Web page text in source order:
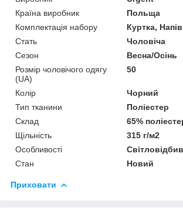
Країна виробник
Польща
Комплектація набору
Куртка,
Стать
Чоловіча
Сезон
Весна/Осінь
Розмір чоловічого одягу
(UA)
50
Колір
Чорний
Тип тканини
Поліестер
Склад
65%
Щільність
315 г/м2
Особливості
Стан
Новий
Приховати